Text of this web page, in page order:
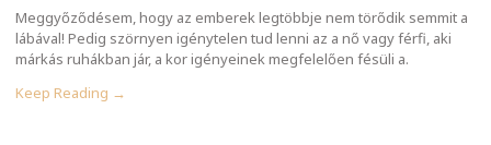
Meggyőződésem, hogy az emberek legtöbbje nem törődik semmit a
lábával! Pedig szörnyen igénytelen tud lenni az a nő vagy férfi, aki
márkás ruhákban jár, a kor igényeinek megfelelően fésüli a.
Keep Reading →